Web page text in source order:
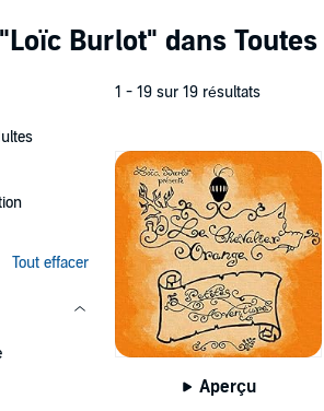
"Loïc Burlot" dans
Tout effacer
1 - 19 sur 19 résultats
Aperçu